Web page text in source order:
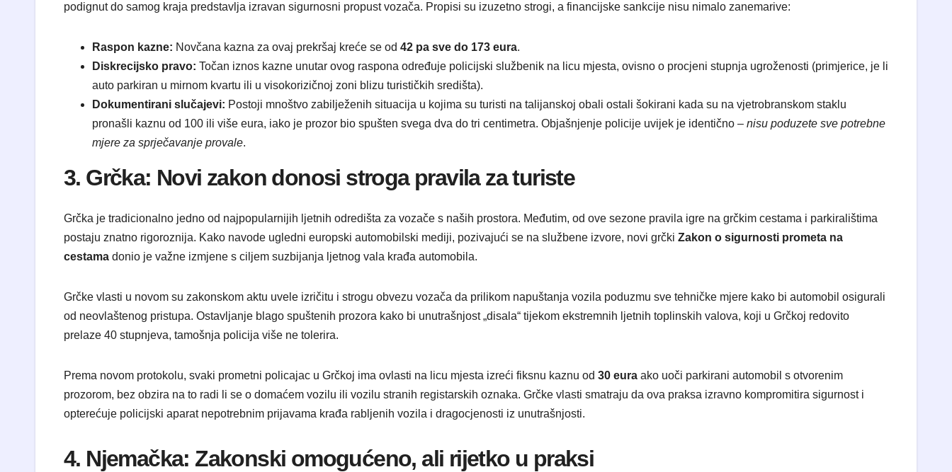
podignut do samog kraja predstavlja izravan sigurnosni propust vozača. Propisi su izuzetno strogi, a financijske sankcije nisu nimalo zanemarive:
Raspon kazne: Novčana kazna za ovaj prekršaj kreće se od 42 pa sve do 173 eura.
Diskrecijsko pravo: Točan iznos kazne unutar ovog raspona određuje policijski službenik na licu mjesta, ovisno o procjeni stupnja ugroženosti (primjerice, je li
auto parkiran u mirnom kvartu ili u visokorizičnoj zoni blizu turističkih središta).
Dokumentirani slučajevi: Postoji mnoštvo zabilježenih situacija u kojima su turisti na talijanskoj obali ostali šokirani kada su na vjetrobranskom staklu
pronašli kaznu od 100 ili više eura, iako je prozor bio spušten svega dva do tri centimetra. Objašnjenje policije uvijek je identično – nisu poduzete sve potrebne
mjere za sprječavanje provale.
3. Grčka: Novi zakon donosi stroga pravila za turiste
Grčka je tradicionalno jedno od najpopularnijih ljetnih odredišta za vozače s naših prostora. Međutim, od ove sezone pravila igre na grčkim cestama i parkiralištima
postaju znatno rigoroznija. Kako navode ugledni europski automobilski mediji, pozivajući se na službene izvore, novi grčki Zakon o sigurnosti prometa na
cestama donio je važne izmjene s ciljem suzbijanja ljetnog vala krađa automobila.
Grčke vlasti u novom su zakonskom aktu uvele izričitu i strogu obvezu vozača da prilikom napuštanja vozila poduzmu sve tehničke mjere kako bi automobil osigurali
od neovlaštenog pristupa. Ostavljanje blago spuštenih prozora kako bi unutrašnjost „disala“ tijekom ekstremnih ljetnih toplinskih valova, koji u Grčkoj redovito
prelaze 40 stupnjeva, tamošnja policija više ne tolerira.
Prema novom protokolu, svaki prometni policajac u Grčkoj ima ovlasti na licu mjesta izreći fiksnu kaznu od 30 eura ako uoči parkirani automobil s otvorenim
prozorom, bez obzira na to radi li se o domaćem vozilu ili vozilu stranih registarskih oznaka. Grčke vlasti smatraju da ova praksa izravno kompromitira sigurnost i
opterećuje policijski aparat nepotrebnim prijavama krađa rabljenih vozila i dragocjenosti iz unutrašnjosti.
4. Njemačka: Zakonski omogućeno, ali rijetko u praksi